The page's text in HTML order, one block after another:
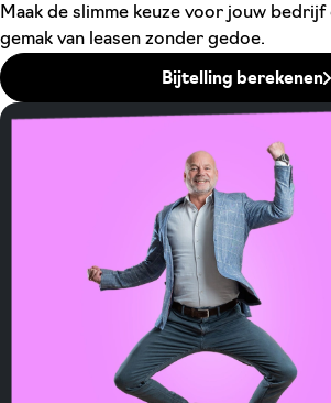
Maak de slimme keuze voor jouw bedrijf
gemak van leasen zonder gedoe.
Bijtelling berekenen